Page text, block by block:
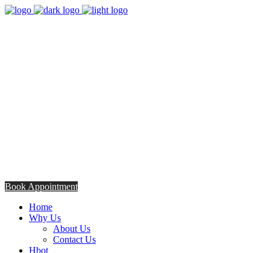
Book Appointment
Home
Why Us
About Us
Contact Us
Hbot